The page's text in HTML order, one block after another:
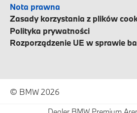
Nota prawna
Zasady korzystania z plików
Polityka prywatności
Rozporządzenie UE w sprawie
© BMW 2026